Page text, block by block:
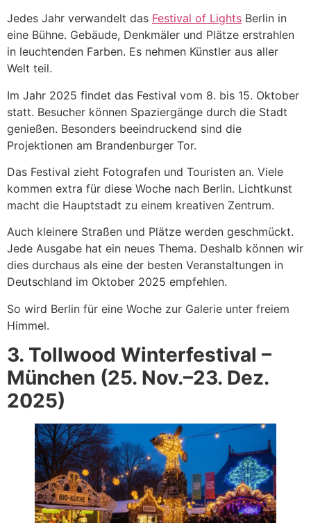
Jedes Jahr verwandelt das Festival of Lights Berlin in
eine Bühne. Gebäude, Denkmäler und Plätze erstrahlen
in leuchtenden Farben. Es nehmen Künstler aus aller
Welt teil.
Im Jahr 2025 findet das Festival vom 8. bis 15. Oktober
statt. Besucher können Spaziergänge durch die Stadt
genießen. Besonders beeindruckend sind die
Projektionen am Brandenburger Tor.
Das Festival zieht Fotografen und Touristen an. Viele
kommen extra für diese Woche nach Berlin. Lichtkunst
macht die Hauptstadt zu einem kreativen Zentrum.
Auch kleinere Straßen und Plätze werden geschmückt.
Jede Ausgabe hat ein neues Thema. Deshalb können wir
dies durchaus als eine der besten Veranstaltungen in
Deutschland im Oktober 2025 empfehlen.
So wird Berlin für eine Woche zur Galerie unter freiem
Himmel.
3. Tollwood Winterfestival –
München (25. Nov.–23. Dez.
2025)